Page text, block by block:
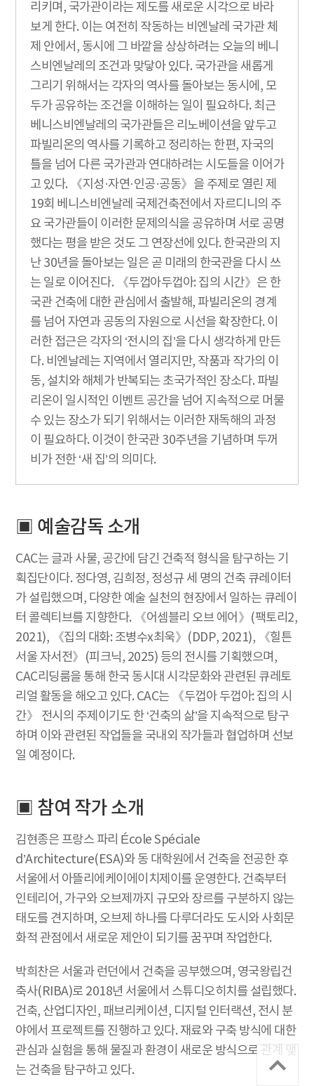
리키며, 국가관이라는 제도를 새로운 시각으로 바라
보게 한다. 이는 여전히 작동하는 비엔날레 국가관 체
제 안에서, 동시에 그 바깥을 상상하려는 오늘의 베니
스비엔날레의 조건과 맞닿아 있다. 국가관을 새롭게
그리기 위해서는 각자의 역사를 돌아보는 동시에, 모
두가 공유하는 조건을 이해하는 일이 필요하다. 최근
베니스비엔날레의 국가관들은 리노베이션을 앞두고
파빌리온의 역사를 기록하고 정리하는 한편, 자국의
틀을 넘어 다른 국가관과 연대하려는 시도들을 이어가
고 있다. 《지성·자연·인공·공동》을 주제로 열린 제
19회 베니스비엔날레 국제건축전에서 자르디니의 주
요 국가관들이 이러한 문제의식을 공유하며 서로 공명
했다는 평을 받은 것도 그 연장선에 있다. 한국관의 지
난 30년을 돌아보는 일은 곧 미래의 한국관을 다시 쓰
는 일로 이어진다. 《두껍아두껍아: 집의 시간》은 한
국관 건축에 대한 관심에서 출발해, 파빌리온의 경계
를 넘어 자연과 공동의 자원으로 시선을 확장한다. 이
러한 접근은 각자의 ‘전시의 집’을 다시 생각하게 만든
다. 비엔날레는 지역에서 열리지만, 작품과 작가의 이
동, 설치와 해체가 반복되는 초국가적인 장소다. 파빌
리온이 일시적인 이벤트 공간을 넘어 지속적으로 머물
수 있는 장소가 되기 위해서는 이러한 재독해의 과정
이 필요하다. 이것이 한국관 30주년을 기념하며 두꺼
비가 전한 ‘새 집’의 의미다.
▣ 예술감독 소개
CAC는 글과 사물, 공간에 담긴 건축적 형식을 탐구하는 기
획집단이다. 정다영, 김희정, 정성규 세 명의 건축 큐레이터
가 설립했으며, 다양한 예술 실천의 현장에서 일하는 큐레이
터 콜렉티브를 지향한다. 《어셈블리 오브 에어》(팩토리2,
2021), 《집의 대화: 조병수x최욱》(DDP, 2021), 《힐튼
서울 자서전》(피크닉, 2025) 등의 전시를 기획했으며,
CAC리딩룸을 통해 한국 동시대 시각문화와 관련된 큐레토
리얼 활동을 해오고 있다. CAC는 《두껍아 두껍아: 집의 시
간》 전시의 주제이기도 한 ‘건축의 삶’을 지속적으로 탐구
하며 이와 관련된 작업들을 국내외 작가들과 협업하며 선보
일 예정이다.
▣ 참여 작가 소개
김현종은 프랑스 파리 École Spéciale
d’Architecture(ESA)와 동 대학원에서 건축을 전공한 후
서울에서 아뜰리에케이에이치제이를 운영한다. 건축부터
인테리어, 가구와 오브제까지 규모와 장르를 구분하지 않는
태도를 견지하며, 오브제 하나를 다루더라도 도시와 사회문
화적 관점에서 새로운 제안이 되기를 꿈꾸며 작업한다.
박희찬은 서울과 런던에서 건축을 공부했으며, 영국왕립건
축사(RIBA)로 2018년 서울에서 스튜디오히치를 설립했다.
건축, 산업디자인, 패브리케이션, 디지털 인터랙션, 전시 분
야에서 프로젝트를 진행하고 있다. 재료와 구축 방식에 대한
관심과 실험을 통해 물질과 환경이 새로운 방식으로 관계 맺
는 건축을 탐구하고 있다.